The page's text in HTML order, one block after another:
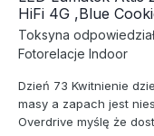
HiFi 4G ,Blue
Toksyna
Fotorelacje Indoor
Dzień 73 Kwitnienie
masy a zapach jest
Overdrive myślę że